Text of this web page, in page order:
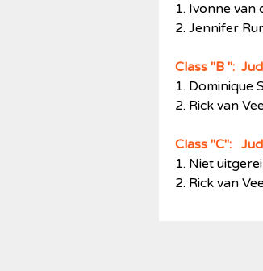
1. Ivonne van
2.Jennifer
Class "B ":
1. Dominique
2. Rick van
Class "C":
1. Niet
2. Rick van